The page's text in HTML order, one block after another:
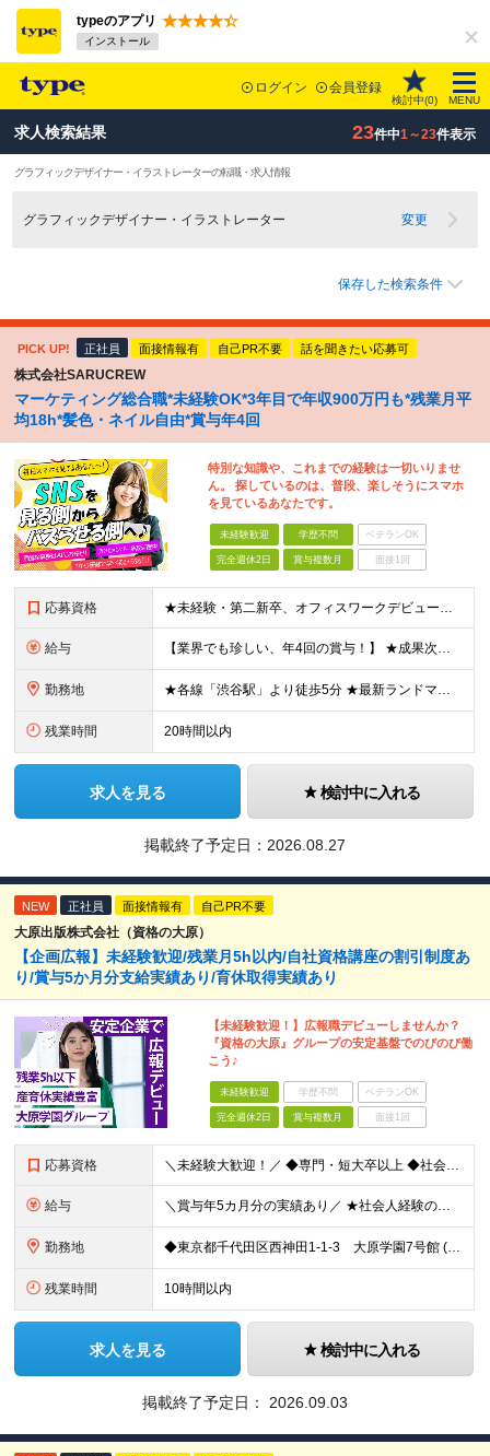
typeのアプリ
インストール
ログイン 会員登録
検討中(0) MENU
求人検索結果 23件中1～23件表示
グラフィックデザイナー・イラストレーターの転職・求人情報
グラフィックデザイナー・イラストレーター 変更
保存した検索条件
PICK UP! 正社員 面接情報有 自己PR不要 話を聞きたい応募可
株式会社SARUCREW
マーケティング総合職*未経験OK*3年目で年収900万円も*残業月平
均18h*髪色・ネイル自由*賞与年4回
特別な知識や、これまでの経験は一切いりませ
ん。 探しているのは、普段、楽しそうにスマホ
を見ているあなたです。
未経験歓迎 学歴不問 ベテランOK
完全週休2日 賞与複数月 面接1回
応募資格 ★未経験・第二新卒、オフィスワークデビュー大歓迎 ★平均年齢は28.6歳！ ★20代の若手メンバーが中心になって活躍している職場です！ ●学歴不問 ※35歳以下の方（若年層の長期キャリア形成） ★こ
給与 【業界でも珍しい、年4回の賞与！】 ★成果次第でスピード昇給可 →20代で年収700万〜900万超も！ ■未経験：月給26〜30万円＋賞与年4回（業績による）＋各種手当 ※経験・スキルを考慮して決定
勤務地 ★各線「渋谷駅」より徒歩5分 ★最新ランドマークオフィスです！ ★転勤はありません 【本社】 東京都渋谷区道玄坂2-25-12 道玄坂通 dogenzaka-dori 5階 ※(変更の範囲)上記を除
残業時間 20時間以内
求人を見る 検討中に入れる
掲載終了予定日： 2026.08.27
NEW 正社員 面接情報有 自己PR不要
大原出版株式会社（資格の大原）
【企画広報】未経験歓迎/残業月5h以内/自社資格講座の割引制度あ
り/賞与5か月分支給実績あり/育休取得実績あり
【未経験歓迎！】広報職デビューしませんか？
『資格の大原』グループの安定基盤でのびのび働
こう♪
未経験歓迎 学歴不問 ベテランOK
完全週休2日 賞与複数月 面接1回
応募資格 ＼未経験大歓迎！／ ◆専門・短大卒以上 ◆社会人経験がある方 いろいろやってみたい！という意欲があればOK◎
給与 ＼賞与年5カ月分の実績あり／ ★社会人経験の年数に応じて給与アップ！ ★実績に応じたベースアップも年1回実施しています ★資格等をお持ちの方は、月給40万円可能！ 【想定年収】400～800万円
勤務地 ◆東京都千代田区西神田1-1-3 大原学園7号館 (変更の範囲)上記を除く当社関連勤務地
残業時間 10時間以内
求人を見る 検討中に入れる
掲載終了予定日： 2026.09.03